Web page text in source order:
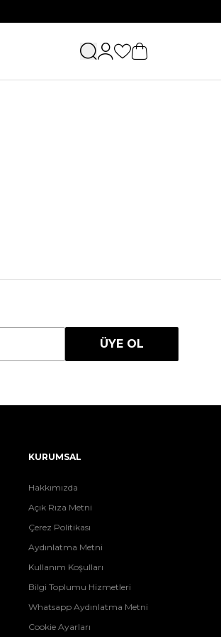
ÜYE OL
KURUMSAL
Hakkımızda
Açık Rıza Metni
Çerez Politikası
Aydınlatma Metni
Kullanım Koşulları
Bilgi Toplumu Hizmetleri
Whatsapp Aydınlatma Metni
Cookie Ayarları